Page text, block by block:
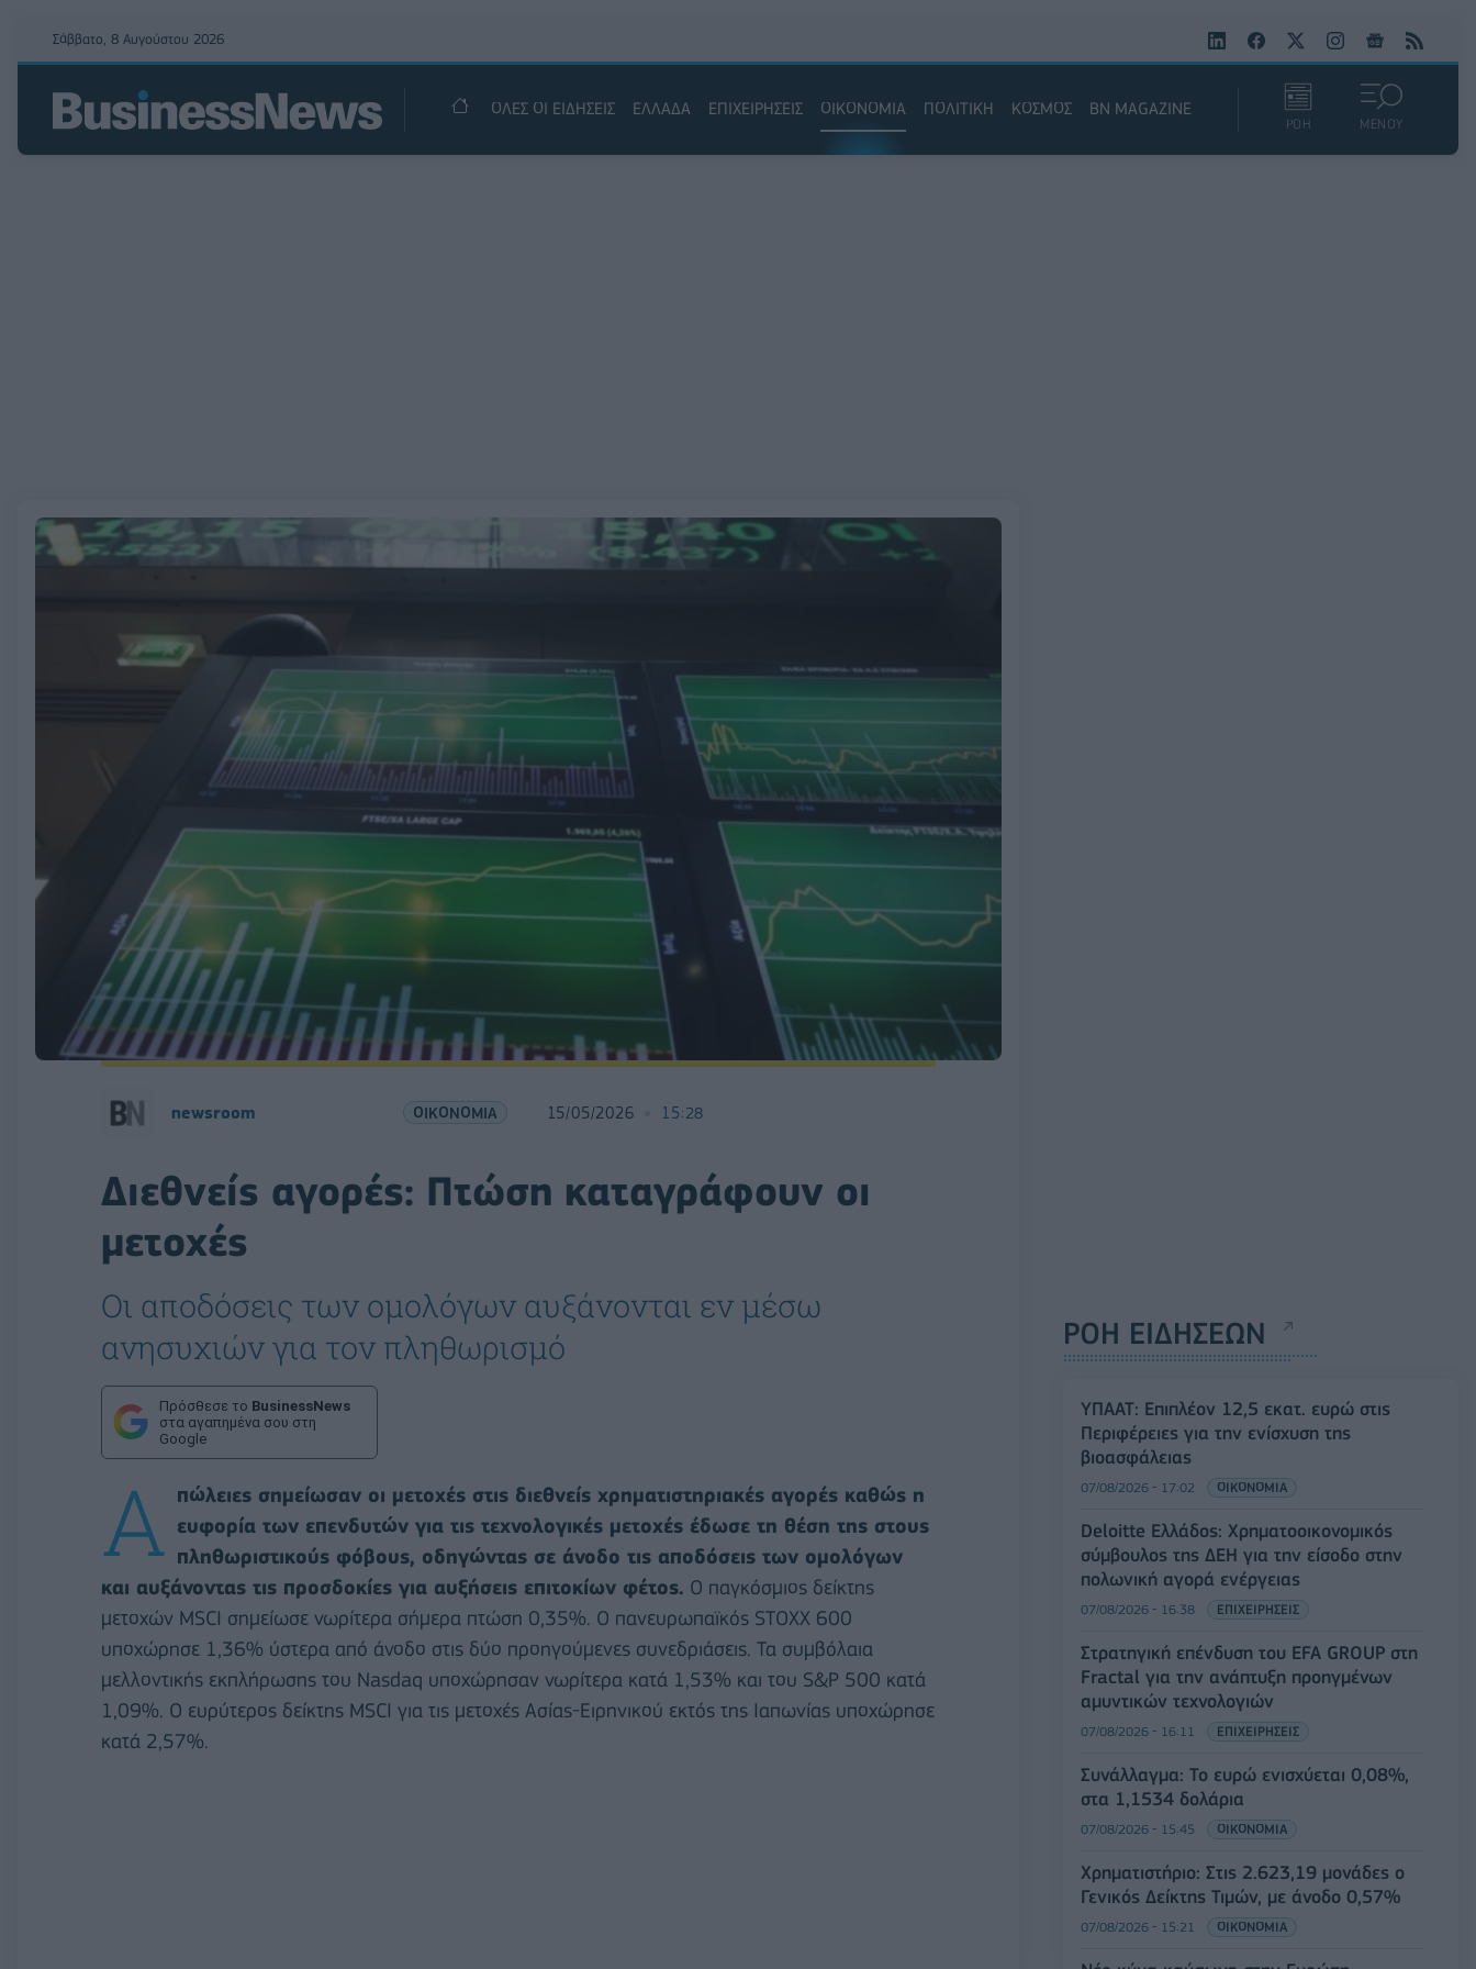
Σάββατο, 8 Αυγούστου 2026
ΟΛΕΣ ΟΙ ΕΙΔΗΣΕΙΣ ΕΛΛΑΔΑ ΕΠΙΧΕΙΡΗΣΕΙΣ ΟΙΚΟΝΟΜΙΑ ΠΟΛΙΤΙΚΗ ΚΟΣΜΟΣ BN MAGAZINE
ΡΟΗ ΜΕΝΟΥ
newsroom ΟΙΚΟΝΟΜΙΑ 15/05/2026 15:28
Διεθνείς αγορές: Πτώση καταγράφουν οι
μετοχές
Oι αποδόσεις των ομολόγων αυξάνονται εν μέσω
ανησυχιών για τον πληθωρισμό
Πρόσθεσε το BusinessNews
στα αγαπημένα σου στη
Google
Α πώλειες σημείωσαν οι μετοχές στις διεθνείς χρηματιστηριακές αγορές καθώς η
ευφορία των επενδυτών για τις τεχνολογικές μετοχές έδωσε τη θέση της στους
πληθωριστικούς φόβους, οδηγώντας σε άνοδο τις αποδόσεις των ομολόγων
και αυξάνοντας τις προσδοκίες για αυξήσεις επιτοκίων φέτος. Ο παγκόσμιος δείκτης
μετοχών MSCI σημείωσε νωρίτερα σήμερα πτώση 0,35%. Ο πανευρωπαϊκός STOXX 600
υποχώρησε 1,36% ύστερα από άνοδο στις δύο προηγούμενες συνεδριάσεις. Τα συμβόλαια
μελλοντικής εκπλήρωσης του Nasdaq υποχώρησαν νωρίτερα κατά 1,53% και του S&P ⁠500 κατά
1,09%. Ο ευρύτερος δείκτης MSCI για τις μετοχές Ασίας-Ειρηνικού εκτός της Ιαπωνίας υποχώρησε
κατά 2,57%.
ΡΟΗ ΕΙΔΗΣΕΩΝ
ΥΠΑΑΤ: Επιπλέον 12,5 εκατ. ευρώ στις
Περιφέρειες για την ενίσχυση της
βιοασφάλειας
07/08/2026 - 17:02 ΟΙΚΟΝΟΜΙΑ
Deloitte Ελλάδος: Χρηματοοικονομικός
σύμβουλος της ΔΕΗ για την είσοδο στην
πολωνική αγορά ενέργειας
07/08/2026 - 16:38 ΕΠΙΧΕΙΡΗΣΕΙΣ
Στρατηγική επένδυση του EFA GROUP στη
Fractal για την ανάπτυξη προηγμένων
αμυντικών τεχνολογιών
07/08/2026 - 16:11 ΕΠΙΧΕΙΡΗΣΕΙΣ
Συνάλλαγμα: Το ευρώ ενισχύεται 0,08%,
στα 1,1534 δολάρια
07/08/2026 - 15:45 ΟΙΚΟΝΟΜΙΑ
Χρηματιστήριο: Στις 2.623,19 μονάδες ο
Γενικός Δείκτης Τιμών, με άνοδο 0,57%
07/08/2026 - 15:21 ΟΙΚΟΝΟΜΙΑ